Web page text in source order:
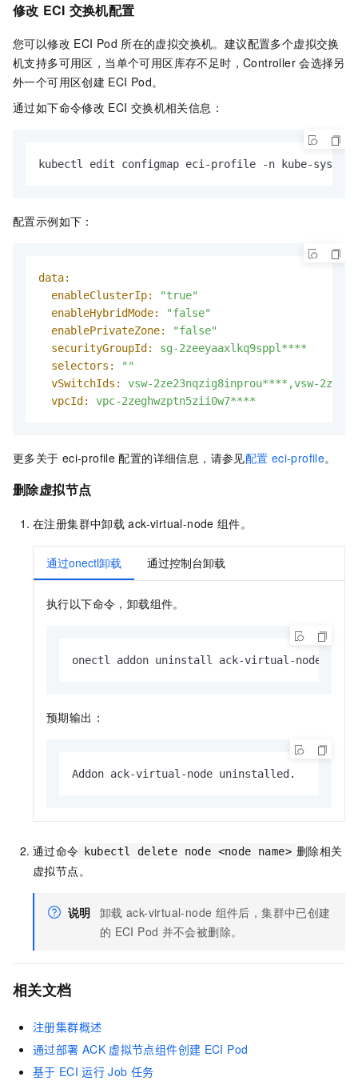
修改 ECI 交换机配置
您可以修改 ECI Pod 所在的虚拟交换机。建议配置多个虚拟交换
机支持多可用区，当单个可用区库存不足时，Controller 会选择另
外一个可用区创建 ECI Pod。
通过如下命令修改 ECI 交换机相关信息：
kubectl edit configmap eci-profile -n kube-system
配置示例如下：
data:
enableClusterIp:
"true"
enableHybridMode:
"false"
enablePrivateZone:
"false"
securityGroupId:
sg-2zeeyaaxlkq9sppl****
selectors:
""
vSwitchIds:
vsw-2ze23nqzig8inprou****,vsw-
vpcId:
vpc-2zeghwzptn5zii0w7****
更多关于 eci-profile 配置的详细信息，请参见配置 eci-profile。
删除虚拟节点
在注册集群中卸载 ack-virtual-node 组件。
通过onectl卸载 通过控制台卸载
执行以下命令，卸载组件。
onectl addon uninstall ack-virtual-node
预期输出：
Addon ack-virtual-node uninstalled.
通过命令 kubectl delete node <node name> 删除相关
虚拟节点。
说明 卸载 ack-virtual-node 组件后，集群中已创建
的 ECI Pod 并不会被删除。
相关文档
注册集群概述
通过部署 ACK 虚拟节点组件创建 ECI Pod
基于 ECI 运行 Job 任务